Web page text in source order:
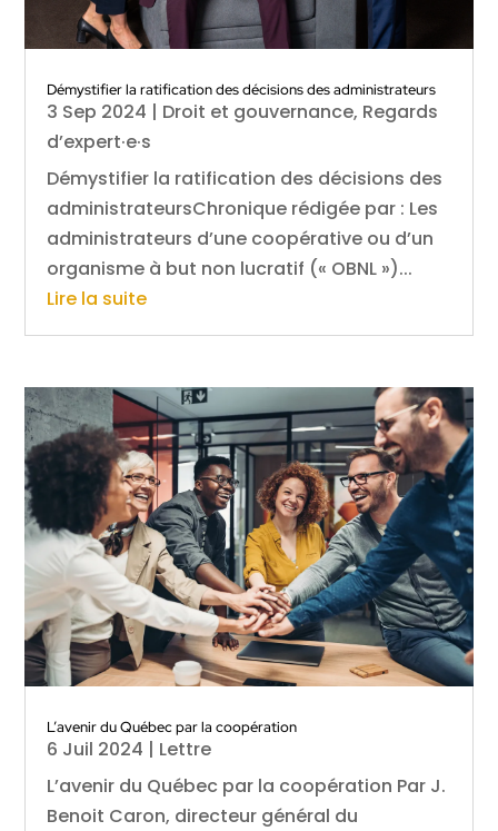
Démystifier la ratification des décisions des administrateurs
3 Sep 2024 | Droit et gouvernance, Regards
d’expert·e·s
Démystifier la ratification des décisions des
administrateursChronique rédigée par : Les
administrateurs d’une coopérative ou d’un
organisme à but non lucratif (« OBNL »)...
Lire la suite
L’avenir du Québec par la coopération
6 Juil 2024 | Lettre
L’avenir du Québec par la coopération Par J.
Benoit Caron, directeur général du